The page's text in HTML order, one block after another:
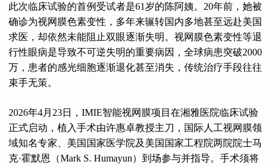
此次临床试验的首例受试者是61岁的陈阿姨。20年前，她被
确诊为视网膜色素变性，多年来辗转国内多地甚至远赴美国
求医，却依然未能阻止双眼逐渐失明。视网膜色素变性等退
行性眼病是导致不可逆失明的重要病因，全球病患突破2000
万，患者的感光细胞逐渐退化甚至消失，传统治疗手段往往
束手无策。
2026年4月23日，IMIE智能视网膜项目在湘雅医院临床试验
正式启动，植入手术由许惠卓教授主刀，国际人工视网膜领
域知名专家、美国国家医学院及美国国家工程院两院院士马
克·霍默恩（Mark S. Humayun）到场参与并指导。手术须将